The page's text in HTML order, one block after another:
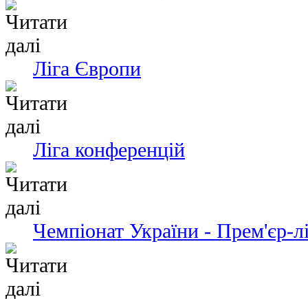
Ліга Європи
Ліга конференцій
Чемпіонат України - Прем'єр-